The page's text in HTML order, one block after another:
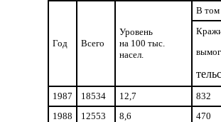
Год Всего
Уровень
на 100 тыс.
насел.
В том
1987 18534 12,7
832
1988
12553 8,6
470